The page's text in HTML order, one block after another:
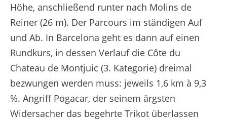
Höhe, anschließend runter nach Molins de
Reiner (26 m). Der Parcours im ständigen Auf
und Ab. In Barcelona geht es dann auf einen
Rundkurs, in dessen Verlauf die Côte du
Chateau de Montjuic (3. Kategorie) dreimal
bezwungen werden muss: jeweils 1,6 km à 9,3
%. Angriff Pogacar, der seinem ärgsten
Widersacher das begehrte Trikot überlassen